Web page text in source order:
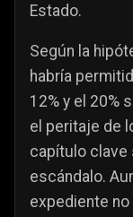
Estado.
Según la
habría
12% y el 20%
el peritaje de
capítulo clave
escándalo.
expediente